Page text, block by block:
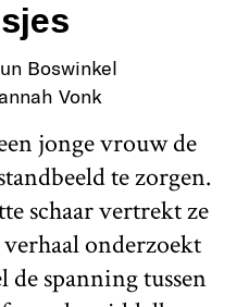
Boswinkel
Vonk
jonge vrouw de
te zorgen.
schaar vertrekt ze
onderzoekt
spanning tussen